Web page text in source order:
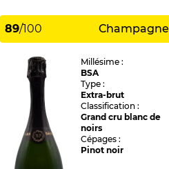
89/100 Champagne
Millésime :
BSA
Type :
Extra-brut
Classification :
Grand cru blanc de
noirs
Cépages :
Pinot noir